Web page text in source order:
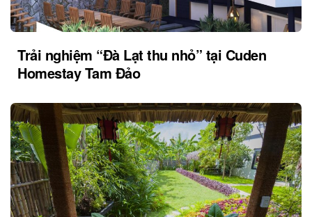
Trải nghiệm “Đà Lạt thu nhỏ” tại Cuden
Homestay Tam Đảo